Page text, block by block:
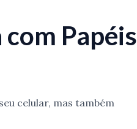
Papéis
celular, mas também